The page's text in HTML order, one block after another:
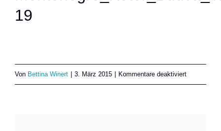
SUCHE
19
Von Bettina Winert 3. März 2015 Kommentare deaktiviertfür